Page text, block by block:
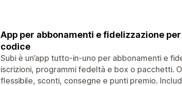
App per abbonamenti e fidelizzazione
codice
Subi è un’app tutto-in-uno per abbonamenti e
iscrizioni, programmi fedeltà e box o pacchetti.
flessibile, sconti, consegne e punti premio.